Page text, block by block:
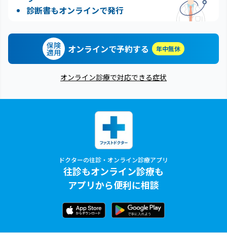
診断書もオンラインで発行
保険
適用 オンラインで予約する 年中無休
オンライン診療で対応できる症状
ドクターの往診・オンライン診療アプリ
往診もオンライン診療も
アプリから便利に相談